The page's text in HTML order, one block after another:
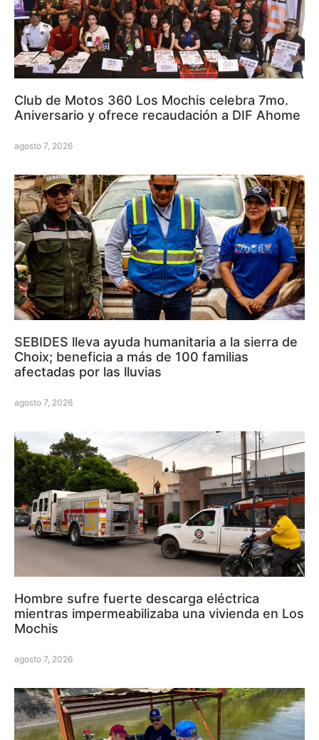
Club de Motos 360 Los Mochis celebra 7mo.
Aniversario y ofrece recaudación a DIF Ahome
agosto 7, 2026
SEBIDES lleva ayuda humanitaria a la sierra de
Choix; beneficia a más de 100 familias
afectadas por las lluvias
agosto 7, 2026
Hombre sufre fuerte descarga eléctrica
mientras impermeabilizaba una vivienda en Los
Mochis
agosto 7, 2026